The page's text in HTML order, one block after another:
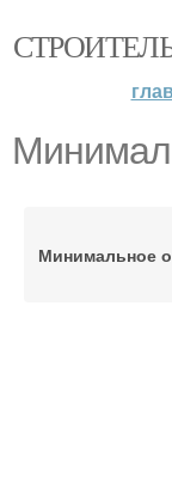
Минимальное